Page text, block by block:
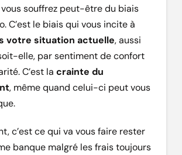
souffrez peut-être du biais
C’est le biais qui vous incite à
votre situation actuelle, aussi
elle, par sentiment de confort
C’est la crainte du
, même quand celui-ci peut vous
c’est ce qui va vous faire rester
banque malgré les frais toujours